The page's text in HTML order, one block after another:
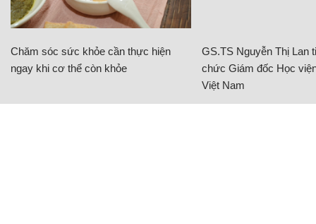
Chăm sóc sức khỏe cần thực hiện
ngay khi cơ thể còn khỏe
GS.TS Nguyễn Thị Lan
chức Giám đốc Học
Việt Nam